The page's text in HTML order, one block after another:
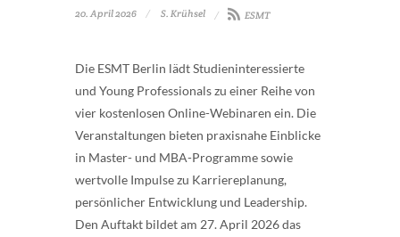
20. April 2026 S. Krühsel ESMT
Die ESMT Berlin lädt Studieninteressierte
und Young Professionals zu einer Reihe von
vier kostenlosen Online-Webinaren ein. Die
Veranstaltungen bieten praxisnahe Einblicke
in Master- und MBA-Programme sowie
wertvolle Impulse zu Karriereplanung,
persönlicher Entwicklung und Leadership.
Den Auftakt bildet am 27. April 2026 das